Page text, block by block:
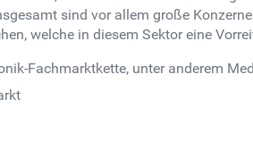
sind vor allem große
welche in diesem Sektor eine
Fachmarktkette, unter anderem